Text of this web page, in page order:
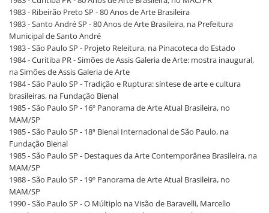
1983 - Ribeirão Preto SP - 80 Anos de Arte Brasileira
1983 - Santo André SP - 80 Anos de Arte Brasileira, na Prefeitura
Municipal de Santo André
1983 - São Paulo SP - Projeto Releitura, na Pinacoteca do Estado
1984 - Curitiba PR - Simões de Assis Galeria de Arte: mostra inaugural,
na Simões de Assis Galeria de Arte
1984 - São Paulo SP - Tradição e Ruptura: síntese de arte e cultura
brasileiras, na Fundação Bienal
1985 - São Paulo SP - 16º Panorama de Arte Atual Brasileira, no
MAM/SP
1985 - São Paulo SP - 18ª Bienal Internacional de São Paulo, na
Fundação Bienal
1985 - São Paulo SP - Destaques da Arte Contemporânea Brasileira, na
MAM/SP
1988 - São Paulo SP - 19º Panorama de Arte Atual Brasileira, no
MAM/SP
1990 - São Paulo SP - O Múltiplo na Visão de Baravelli, Marcello